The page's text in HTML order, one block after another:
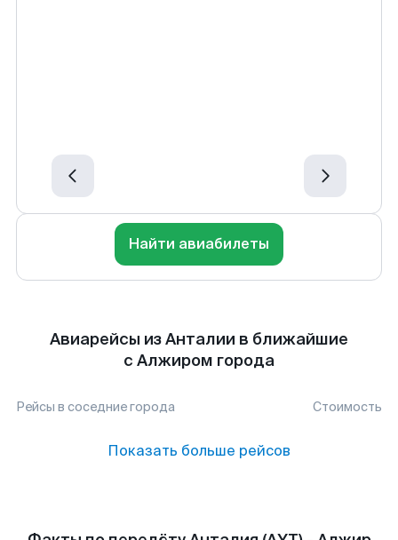
Найти авиабилеты
Авиарейсы из Анталии в ближайшие
с Алжиром города
Рейсы в соседние города Стоимость
Показать больше рейсов